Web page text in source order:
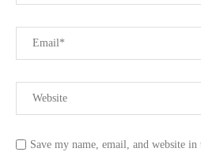
Save my name, email, and website